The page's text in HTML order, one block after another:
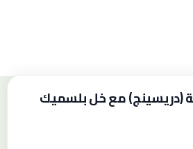
(دريسينج) مع خل بلسميك